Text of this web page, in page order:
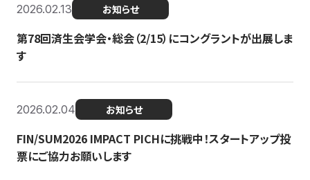
2026.02.13 お知らせ
第78回済生会学会・総会（2/15）にコングラントが出展しま
す
2026.02.04 お知らせ
FIN/SUM2026 IMPACT PICHに挑戦中！スタートアップ投
票にご協力お願いします